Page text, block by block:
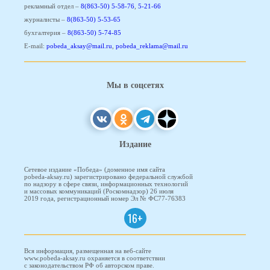
рекламный отдел – 8(863-50) 5-58-76, 5-21-66
журналисты – 8(863-50) 5-53-65
бухгалтерия – 8(863-50) 5-74-85
E-mail: pobeda_aksay@mail.ru, pobeda_reklama@mail.ru
Мы в соцсетях
Издание
Сетевое издание «Победа» (доменное имя сайта
pobeda-aksay.ru) зарегистрировано федеральной службой
по надзору в сфере связи, информационных технологий
и массовых коммуникаций (Роскомнадзор) 26 июля
2019 года, регистрационный номер Эл № ФС77-76383
16+
Вся информация, размещенная на веб-сайте
www.pobeda-aksay.ru охраняется в соответствии
с законодательством РФ об авторском праве.